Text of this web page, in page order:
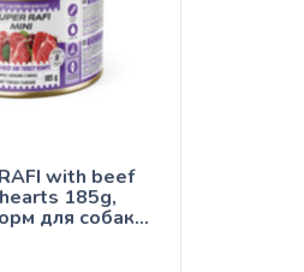
with beef
185g,
для собак с
индюшиными